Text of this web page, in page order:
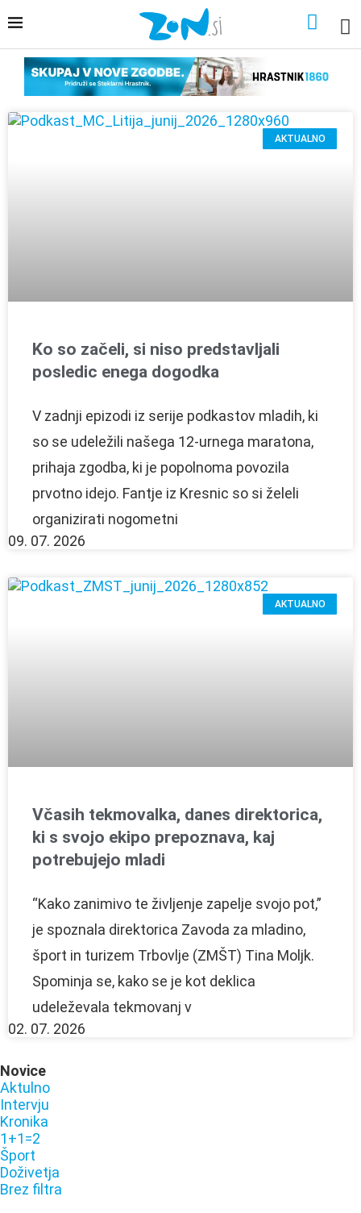
AKTUALNO
Ko so začeli, si niso predstavljali
posledic enega dogodka
V zadnji epizodi iz serije podkastov mladih, ki
so se udeležili našega 12-urnega maratona,
prihaja zgodba, ki je popolnoma povozila
prvotno idejo. Fantje iz Kresnic so si želeli
organizirati nogometni
09. 07. 2026
AKTUALNO
Včasih tekmovalka, danes direktorica,
ki s svojo ekipo prepoznava, kaj
potrebujejo mladi
“Kako zanimivo te življenje zapelje svojo pot,”
je spoznala direktorica Zavoda za mladino,
šport in turizem Trbovlje (ZMŠT) Tina Moljk.
Spominja se, kako se je kot deklica
udeleževala tekmovanj v
02. 07. 2026
Novice
Aktulno
Intervju
Kronika
1+1=2
Šport
Doživetja
Brez filtra